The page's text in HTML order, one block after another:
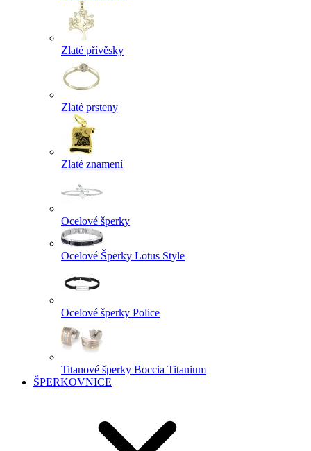
Zlaté přívěsky
Zlaté prsteny
Zlaté znamení
Ocelové šperky
Ocelové Šperky Lotus Style
Ocelové šperky Police
Titanové šperky Boccia Titanium
ŠPERKOVNICE